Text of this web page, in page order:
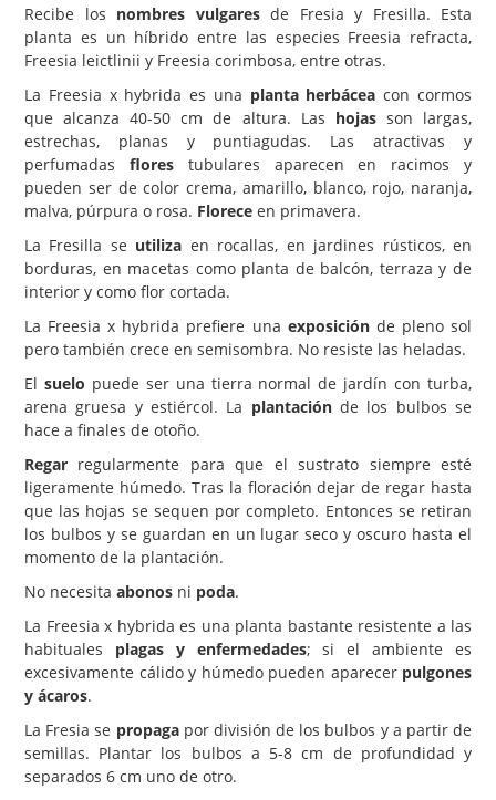
Carencias
Fotos
Flores y Plantas
Árboles y Palmeras
Arbustos y Trepadoras
Cactus y Suculentas
Recibe los nombres vulgaresde Fresia y Fresilla. Esta
planta es un híbrido entre las especies Freesia refracta,
Freesia leictlinii y Freesia corimbosa, entre otras.
La Freesia x hybrida es una planta herbácea con cormos
que alcanza 40-50 cm de altura. Las hojasson largas,
estrechas, planas y puntiagudas. Las atractivas y
perfumadas florestubulares aparecen en racimos y
pueden ser de color crema, amarillo, blanco, rojo, naranja,
malva, púrpura o rosa. Florece en primavera.
La Fresilla se utiliza en rocallas, en jardines rústicos, en
borduras, en macetas como planta de balcón, terraza y de
interior y como flor cortada.
La Freesia x hybrida prefiere una exposiciónde pleno sol
pero también crece en semisombra. No resiste las heladas.
El suelo puede ser una tierra normal de jardín con turba,
arena gruesa y estiércol. La plantaciónde los bulbos se
hace a finales de otoño.
Regar regularmente para que el sustrato siempre esté
ligeramente húmedo. Tras la floración dejar de regar hasta
que las hojas se sequen por completo. Entonces se retiran
los bulbos y se guardan en un lugar seco y oscuro hasta el
momento de la plantación.
No necesita abonos ni poda.
La Freesia x hybrida es una planta bastante resistente a las
habituales plagas y enfermedades; si el ambiente es
excesivamente cálido y húmedo pueden aparecer pulgones
y ácaros.
La Fresia se propagapor división de los bulbos y a partir de
semillas. Plantar los bulbos a 5-8 cm de profundidad y
separados 6 cm uno de otro.